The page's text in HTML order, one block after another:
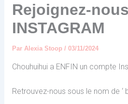
Rejoignez-
INSTAGRAM
Par Alexia Stoop / 03/11/2024
Chouhuihui a ENFIN un compte
Retrouvez-nous sous le nom de ‘